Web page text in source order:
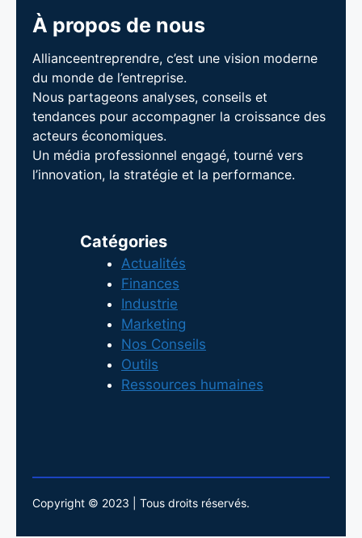
À propos de nous
Allianceentreprendre, c’est une vision moderne
du monde de l’entreprise.
Nous partageons analyses, conseils et
tendances pour accompagner la croissance des
acteurs économiques.
Un média professionnel engagé, tourné vers
l’innovation, la stratégie et la performance.
Catégories
Actualités
Finances
Industrie
Marketing
Nos Conseils
Outils
Ressources humaines
Copyright © 2023 | Tous droits réservés.